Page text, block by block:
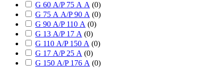
G 60 А/P 75 А А (0)
G 75 А А/P 90 А (0)
G 90 А/P 110 А (0)
G 13 А/P 17 А (0)
G 110 А/P 150 А (0)
G 17 А/P 25 А (0)
G 150 А/P 176 А (0)